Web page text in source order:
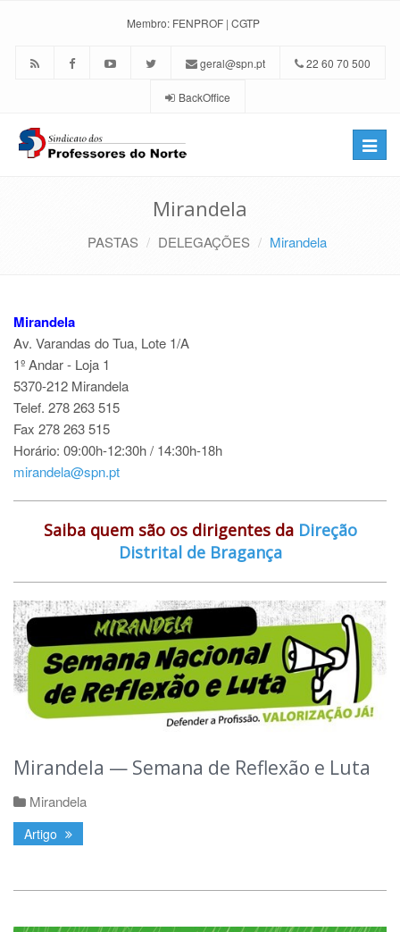
Membro: FENPROF | CGTP
geral@spn.pt 22 60 70 500
BackOffice
Toggle
Mirandela
PASTAS DELEGAÇÕES Mirandela
Mirandela
Av. Varandas do Tua, Lote 1/A
1º Andar - Loja 1
5370-212 Mirandela
Telef. 278 263 515
Fax 278 263 515
Horário: 09:00h-12:30h / 14:30h-18h
mirandela@spn.pt
Saiba quem são os dirigentes da Direção
Distrital de Bragança
Mirandela — Semana de Reflexão e Luta
Mirandela
Artigo